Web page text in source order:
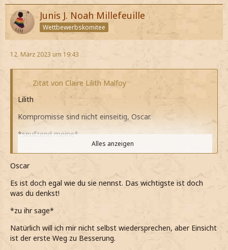
Junis J. Noah Millefeuille
Wettbewerbskomitee
12. März 2023 um 19:43
Zitat von Claire Lilith Malfoy
Lilith
Kompromisse sind nicht einseitig, Oscar.
*seufzend meine*
Wir wollen doch beide etwas erreichen.
*hinterherschiebe*
*weiß, dass wir beide etwas möchten und das mit
gegenseitiger Unterstützung erreichen können*
*erneut seufze, als der die Schlammblut-Geschichte
anspricht*
Du hast selbst gesagt, dass du nicht von mir erwarten
Alles anzeigen
Oscar
Es ist doch egal wie du sie nennst. Das wichtigste ist doch
was du denkst!
*zu ihr sage*
Natürlich will ich mir nicht selbst wiedersprechen, aber Einsicht
ist der erste Weg zu Besserung.